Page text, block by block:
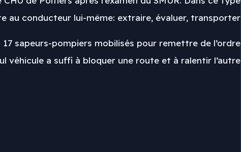
au conducteur lui-même: extraire, évaluer, transporter.
sapeurs-pompiers mobilisés pour remettre de l’ordre
véhicule a suffi à bloquer une route et à ralentir l’autre.